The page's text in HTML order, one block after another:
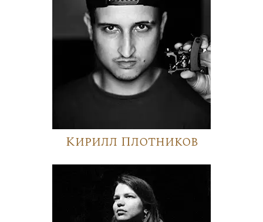
Кирилл Плотников